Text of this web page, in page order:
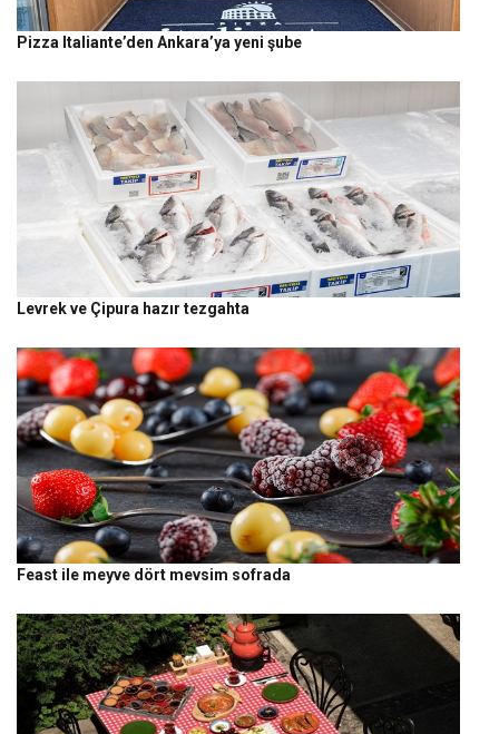
Pizza Italiante’den Ankara’ya yeni şube
Levrek ve Çipura hazır tezgahta
Feast ile meyve dört mevsim sofrada